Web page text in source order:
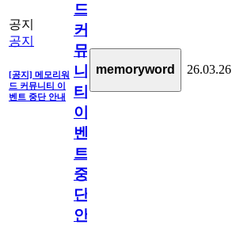
공지
공지
[공지] 메모리워
드 커뮤니티 이
벤트 중단 안내
드
커
뮤
니
티
이
벤
트
중
단
안
memoryword 26.03.26